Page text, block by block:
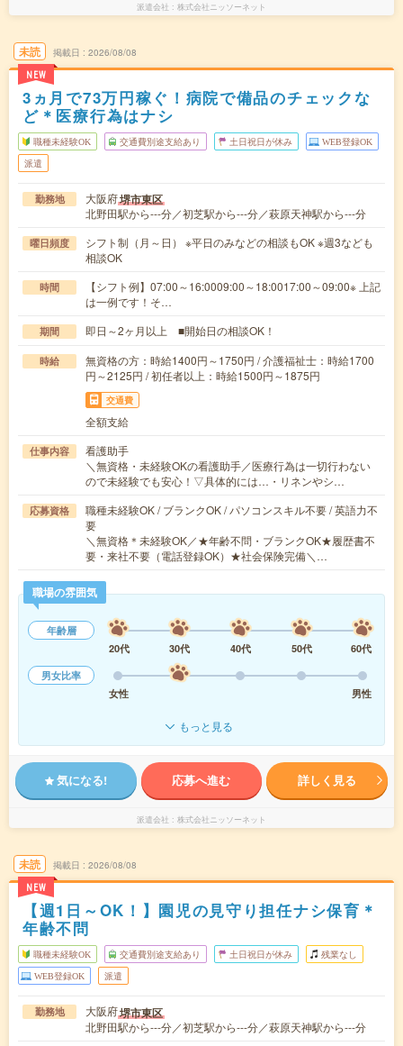
派遣会社 株式会社ニッソーネット
未読
NEW
掲載日 2026/08/08
3ヵ月で73万円稼ぐ！病院で備品のチェックな
ど＊医療行為はナシ
職種未経験OK 交通費別途支給あり 土日祝日が休み WEB登録OK
派遣
勤務地 大阪府堺市東区
北野田駅から---分／初芝駅から---分／萩原天神駅から---分
曜日頻度
シフト制（月～日） ※平日のみなどの相談もOK ※週3なども
相談OK
時間
【シフト例】07:00～16:0009:00～18:0017:00～09:00※ 上記
は一例です！そ…
期間 即日～2ヶ月以上 ■開始日の相談OK！
時給
無資格の方：時給1400円～1750円 / 介護福祉士：時給1700
円～2125円 / 初任者以上：時給1500円～1875円
交通費
全額支給
仕事内容
看護助手
＼無資格・未経験OKの看護助手／医療行為は一切行わない
ので未経験でも安心！▽具体的には…・リネンやシ…
応募資格
職種未経験OK / ブランクOK / パソコンスキル不要 / 英語力不
要
＼無資格＊未経験OK／★年齢不問・ブランクOK★履歴書不
要・来社不要（電話登録OK）★社会保険完備＼…
職場の雰囲気
年齢層
20代
30代 40代 50代
60代
男女比率
女性
男性
もっと見る
気になる! 応募へ進む 詳しく見る
派遣会社 株式会社ニッソーネット
未読
NEW
掲載日 2026/08/08
【週1日～OK！】園児の見守り担任ナシ保育＊
年齢不問
職種未経験OK 交通費別途支給あり 土日祝日が休み 残業なし
WEB登録OK 派遣
勤務地 大阪府堺市東区
北野田駅から---分／初芝駅から---分／萩原天神駅から---分